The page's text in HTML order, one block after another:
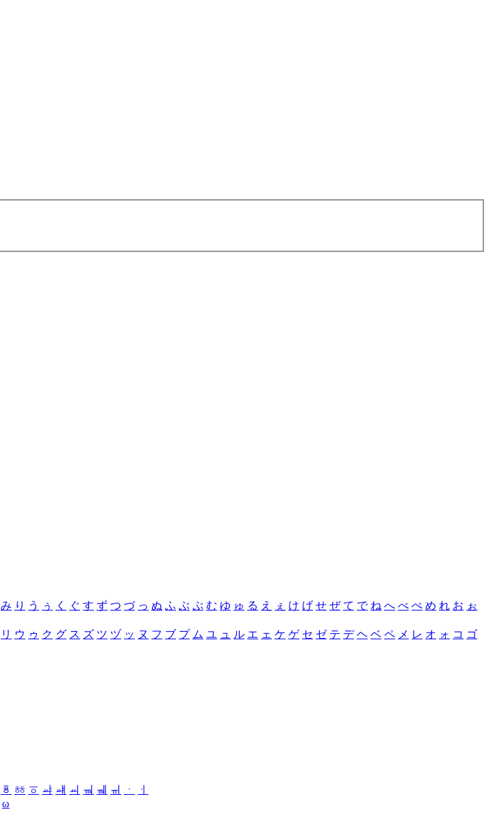
み り う ぅ く ぐ す ず つ づ っ ぬ ふ ぶ ぷ む ゆ ゅ る え ぇ け げ せ ぜ て で ね へ べ ぺ め れ お ぉ
リ ウ ゥ ク グ ス ズ ツ ヅ ッ ヌ フ ブ プ ム ユ ュ ル エ ェ ケ ゲ セ ゼ テ デ ヘ ベ ペ メ レ オ ォ コ ゴ
ㆄ ㆅ ㆆ ㆇ ㆈ ㆉ ㆊ ㆋ ㆌ ㆍ
ㆎ
ω